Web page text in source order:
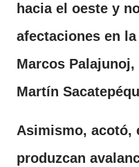
hacia el oeste y
afectaciones en
Marcos
Martín
Asimismo, acotó,
produzcan